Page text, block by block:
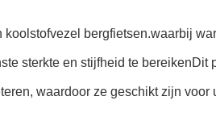
bergfietsen.waarbij
sterkte en stijfheid te bereikenDit
waardoor ze geschikt zijn voor